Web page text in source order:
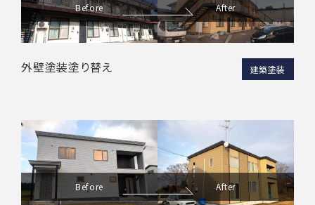
Before After
外壁塗装塗り替え 建築塗装
Before After